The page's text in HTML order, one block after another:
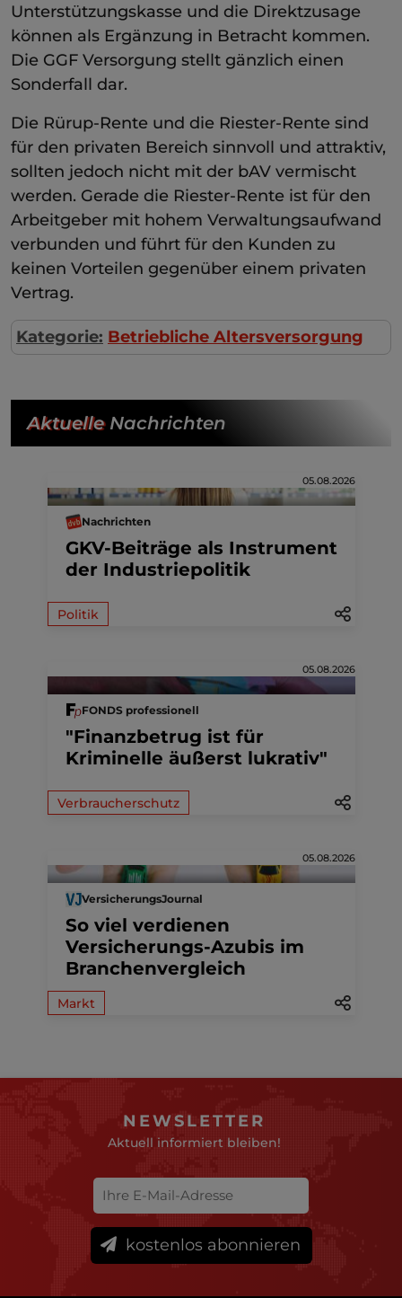
Unterstützungskasse und die Direktzusage
können als Ergänzung in Betracht kommen.
Die GGF Versorgung stellt gänzlich einen
Sonderfall dar.
Die Rürup-Rente und die Riester-Rente sind
für den privaten Bereich sinnvoll und attraktiv,
sollten jedoch nicht mit der bAV vermischt
werden. Gerade die Riester-Rente ist für den
Arbeitgeber mit hohem Verwaltungsaufwand
verbunden und führt für den Kunden zu
keinen Vorteilen gegenüber einem privaten
Vertrag.
Kategorie: Betriebliche Altersversorgung
AktuelleNachrichten
05.08.2026
Nachrichten
GKV-Beiträge als Instrument
der Industriepolitik
Politik
05.08.2026
FONDS professionell
"Finanzbetrug ist für
Kriminelle äußerst lukrativ"
Verbraucherschutz
05.08.2026
VersicherungsJournal
So viel verdienen
Versicherungs-Azubis im
Branchenvergleich
Markt
NEWSLETTER
Aktuell informiert bleiben!
kostenlos abonnieren